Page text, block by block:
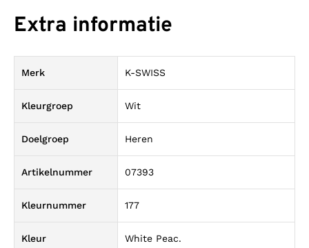
Extra informatie
Merk K-SWISS
Kleurgroep Wit
Doelgroep Heren
Artikelnummer 07393
Kleurnummer 177
Kleur White Peac.